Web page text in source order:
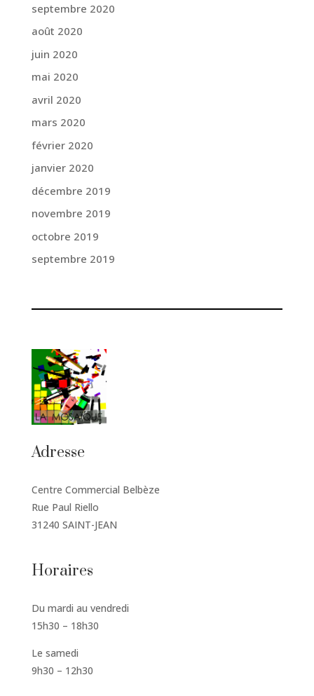
septembre 2020
août 2020
juin 2020
mai 2020
avril 2020
mars 2020
février 2020
janvier 2020
décembre 2019
novembre 2019
octobre 2019
septembre 2019
Adresse
Centre Commercial Belbèze
Rue Paul Riello
31240 SAINT-JEAN
Horaires
Du mardi au vendredi
15h30 – 18h30
Le samedi
9h30 – 12h30